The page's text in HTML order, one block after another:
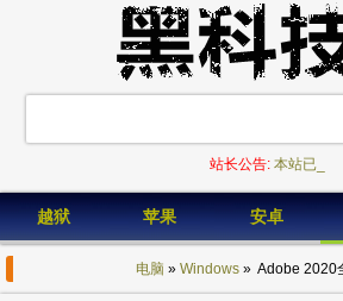
站长公告: 本站已不_
越狱 苹果 安卓
电脑 » Windows » Adobe 2020